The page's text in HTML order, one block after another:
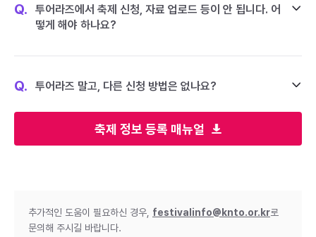
축제 정보 등록 매뉴얼
Q.
투어라즈에서 축제 신청, 자료 업로드 등이 안 됩니다. 어
떻게 해야 하나요?
Q. 투어라즈 말고, 다른 신청 방법은 없나요?
추가적인 도움이 필요하신 경우, festivalinfo@knto.or.kr로
문의해 주시길 바랍니다.